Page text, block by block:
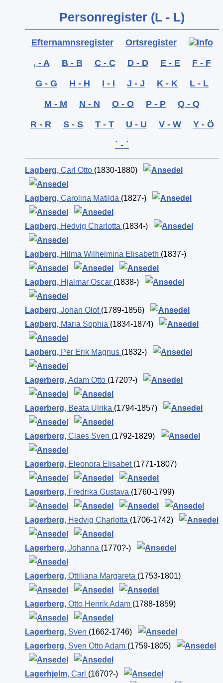
Personregister (L - L)
Efternamnsregister Ortsregister
, - A B - B C - C D - D E - E F - F
G - G H - H I - I J - J K - K L - L
M - M N - N O - O P - P Q - Q
R - R S - S T - T U - U V - W Y - Ö
´ - ´
Lagberg, Carl Otto (1830-1880)
Lagberg, Carolina Matilda (1827-)
Lagberg, Hedvig Charlotta (1834-)
Lagberg, Hilma Wilhelmina Elisabeth (1837-)
Lagberg, Hjalmar Oscar (1838-)
Lagberg, Johan Olof (1789-1856)
Lagberg, Maria Sophia (1834-1874)
Lagberg, Per Erik Magnus (1832-)
Lagerberg, Adam Otto (1720?-)
Lagerberg, Beata Ulrika (1794-1857)
Lagerberg, Claes Sven (1792-1829)
Lagerberg, Eleonora Elisabet (1771-1807)
Lagerberg, Fredrika Gustava (1760-1799)
Lagerberg, Hedvig Charlotta (1706-1742)
Lagerberg, Johanna (1770?-)
Lagerberg, Ottiliana Margareta (1753-1801)
Lagerberg, Otto Henrik Adam (1788-1859)
Lagerberg, Sven (1662-1746)
Lagerberg, Sven Otto Adam (1759-1805)
Lagerhjelm, Carl (1670?-)